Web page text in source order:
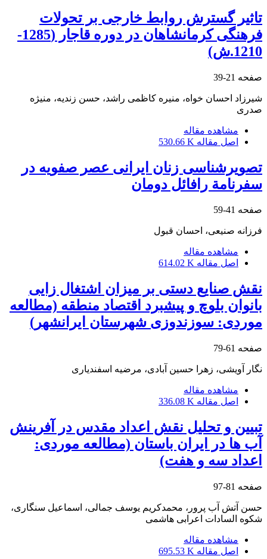
تاثیر گسترش روابط خارجی بر تحولات
فرهنگی کرمانشاهان در دوره قاجار (1285-
1210.ش)
صفحه 21-39
شیرزاد احسان خواه، منیره کاظمی راشد، حسن زندیه، منیژه
صدری
مشاهده مقاله
اصل مقاله 530.66 K
تصویرشناسی زنان ایرانی عصر صفویه در
سفرنامة رافائل دومان
صفحه 41-59
فرزانه صنیعی، احسان قبول
مشاهده مقاله
اصل مقاله 614.02 K
نقش صنایع‏ دستی بر میزان اشتغال ‏زایی
بانوان بلوچ و پیشبرد اقتصاد منطقه (مطالعه
موردی: سوزن‏دوزی شهرستان ایرانشهر)
صفحه 61-79
نگار آویشی، زهرا حسین آبادی، مرضیه اسفندیاری
مشاهده مقاله
اصل مقاله 336.08 K
تبیین و تحلیل نقش اعداد مقدس در آفرینش
آب ها در ایران باستان (مطالعه موردی:
اعداد سه و هفت)
صفحه 81-97
حسن آتش آب پرور، محمدکریم یوسف جمالی، اسماعیل سنگاری،
شکوه السادات اعرابی هاشمی
مشاهده مقاله
اصل مقاله 695.53 K